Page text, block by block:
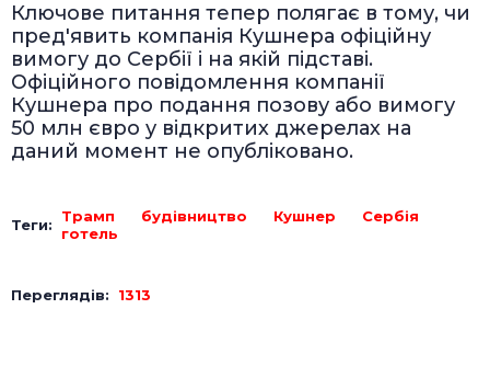
Ключове питання тепер полягає в тому, чи
пред'явить компанія Кушнера офіційну
вимогу до Сербії і на якій підставі.
Офіційного повідомлення компанії
Кушнера про подання позову або вимогу
50 млн євро у відкритих джерелах на
даний момент не опубліковано.
Теги: Трамп будівництво Кушнер
Сербія
готель
Переглядів: 1313